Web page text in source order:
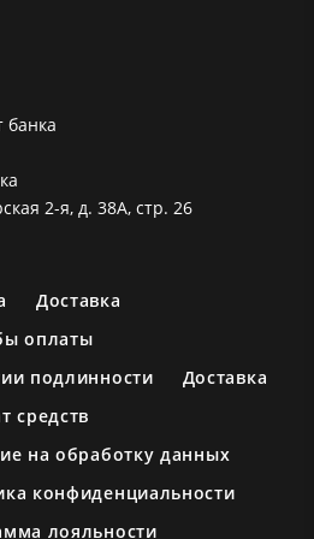
банка
2-я, д. 38А, стр. 26
Доставка
оплаты
подлинности
Доставка
средств
на обработку данных
конфиденциальности
лояльности